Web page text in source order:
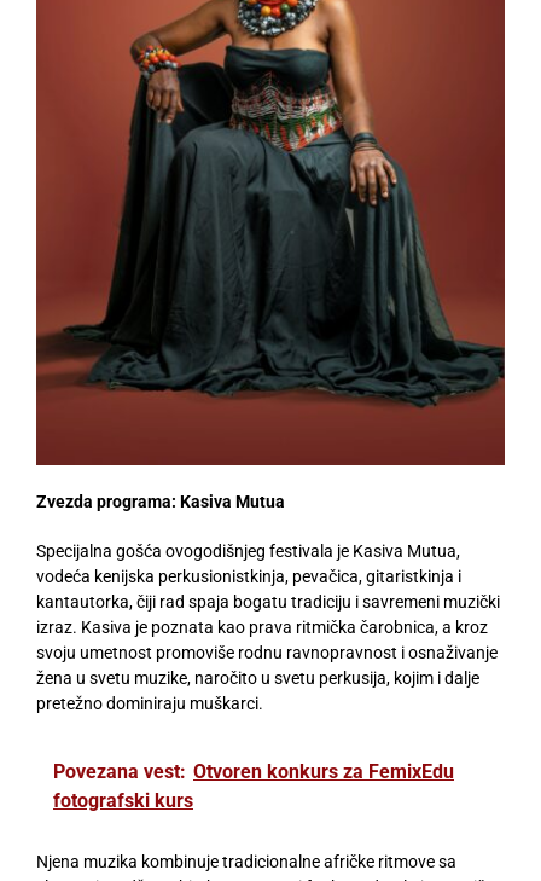
Zvezda programa: Kasiva Mutua
Specijalna gošća ovogodišnjeg festivala je Kasiva Mutua,
vodeća kenijska perkusionistkinja, pevačica, gitaristkinja i
kantautorka, čiji rad spaja bogatu tradiciju i savremeni muzički
izraz. Kasiva je poznata kao prava ritmička čarobnica, a kroz
svoju umetnost promoviše rodnu ravnopravnost i osnaživanje
žena u svetu muzike, naročito u svetu perkusija, kojim i dalje
pretežno dominiraju muškarci.
Povezana vest: Otvoren konkurs za FemixEdu
fotografski kurs
Njena muzika kombinuje tradicionalne afričke ritmove sa